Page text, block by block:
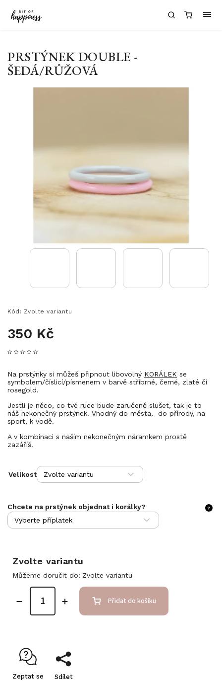
PRSTÝNEK DOUBLE -
ŠEDÁ/RŮŽOVÁ
Kód: Zvolte variantu
350 Kč
Na prstýnky si můžeš připnout libovolný KORÁLEK se
symbolem/číslicí/písmenem v barvě stříbrné, černé, zlaté či
rosegold.
Jestli je něco, co tvé ruce bude zaručeně slušet, tak je to
náš nekonečný prstýnek. Vhodný do města, do přírody, na
sport, k vodě.
A v kombinaci s naším nekonečným náramkem prostě
zazáříš.
Velikost
Chcete na prstýnek objednat i korálky? ?
Zvolte variantu
Můžeme doručit do: Zvolte variantu
Přidat do košíku
Zeptat se Sdílet